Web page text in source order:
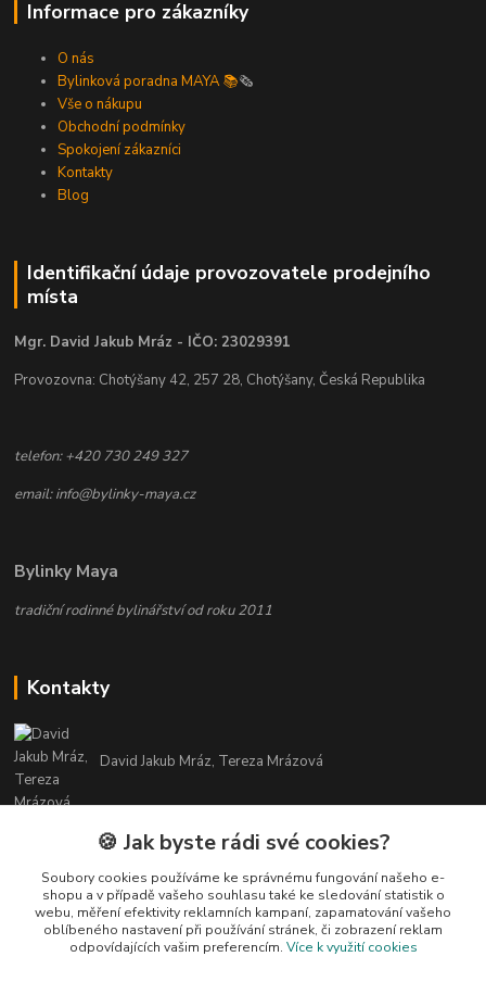
Informace pro zákazníky
O nás
Bylinková poradna MAYA 📚🗞️
Vše o nákupu
Obchodní podmínky
Spokojení zákazníci
Kontakty
Blog
Identifikační údaje provozovatele prodejního
místa
Mgr. David Jakub Mráz - IČO: 23029391
Provozovna: Chotýšany 42, 257 28, Chotýšany, Česká Republika
telefon: +420 730 249 327
email: info@bylinky-maya.cz
Bylinky Maya
tradiční rodinné bylinářství od roku 2011
Kontakty
David Jakub Mráz, Tereza Mrázová
info@bylinky-maya.cz
🍪 Jak byste rádi své cookies?
Soubory cookies používáme ke správnému fungování našeho e-
shopu a v případě vašeho souhlasu také ke sledování statistik o
webu, měření efektivity reklamních kampaní, zapamatování vašeho
oblíbeného nastavení při používání stránek, či zobrazení reklam
odpovídajících vašim preferencím. Více k využití cookies